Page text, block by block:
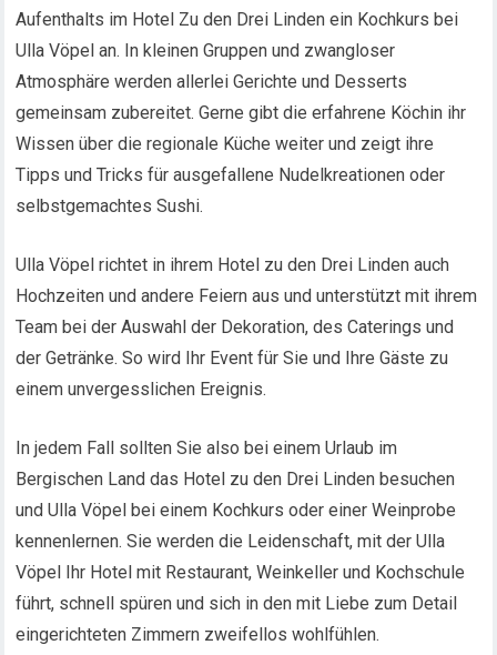
Aufenthalts im Hotel Zu den Drei Linden ein Kochkurs bei
Ulla Vöpel an. In kleinen Gruppen und zwangloser
Atmosphäre werden allerlei Gerichte und Desserts
gemeinsam zubereitet. Gerne gibt die erfahrene Köchin ihr
Wissen über die regionale Küche weiter und zeigt ihre
Tipps und Tricks für ausgefallene Nudelkreationen oder
selbstgemachtes Sushi.
Ulla Vöpel richtet in ihrem Hotel zu den Drei Linden auch
Hochzeiten und andere Feiern aus und unterstützt mit ihrem
Team bei der Auswahl der Dekoration, des Caterings und
der Getränke. So wird Ihr Event für Sie und Ihre Gäste zu
einem unvergesslichen Ereignis.
In jedem Fall sollten Sie also bei einem Urlaub im
Bergischen Land das Hotel zu den Drei Linden besuchen
und Ulla Vöpel bei einem Kochkurs oder einer Weinprobe
kennenlernen. Sie werden die Leidenschaft, mit der Ulla
Vöpel Ihr Hotel mit Restaurant, Weinkeller und Kochschule
führt, schnell spüren und sich in den mit Liebe zum Detail
eingerichteten Zimmern zweifellos wohlfühlen.